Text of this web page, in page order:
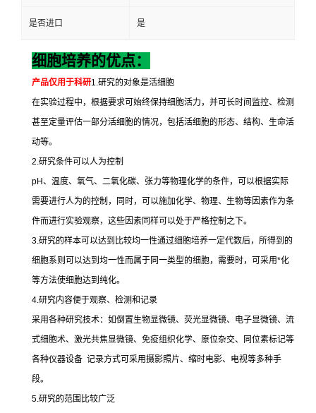
是否进口 是
细胞培养的优点：
产品仅用于科研1.研究的对象是活细胞
在实验过程中，根据要求可始终保持细胞活力，并可长时间监控、检测
甚至定量评估一部分活细胞的情况，包括活细胞的形态、结构、生命活
动等。
2.研究条件可以人为控制
pH、温度、氧气、二氧化碳、张力等物理化学的条件，可以根据实际
需要进行人为的控制，同时，可以施加化学、物理、生物等因素作为条
件而进行实验观察，这些因素同样可以处于严格控制之下。
3.研究的样本可以达到比较均一性通过细胞培养一定代数后，所得到的
细胞系则可以达到均一性而属于同一类型的细胞，需要时，可采用*化
等方法使细胞达到纯化。
4.研究内容便于观察、检测和记录
采用各种研究技术：如倒置生物显微镜、荧光显微镜、电子显微镜、流
式细胞术、激光共焦显微镜、免疫组织化学、原位杂交、同位素标记等
各种仪器设备 记录方式可采用摄影照片、缩时电影、电视等多种手
段。
5.研究的范围比较广泛